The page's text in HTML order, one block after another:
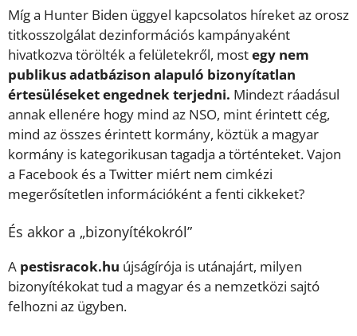
Míg a Hunter Biden üggyel kapcsolatos híreket az orosz
titkosszolgálat dezinformációs kampányaként
hivatkozva törölték a felületekről, mostegy nem
publikus adatbázison alapuló bizonyítatlan
értesüléseket engednek terjedni. Mindezt ráadásul
annak ellenére hogy mind az NSO, mint érintett cég,
mind az összes érintett kormány, köztük a magyar
kormány is kategorikusan tagadja a történteket. Vajon
a Facebook és a Twitter miért nem cimkézi
megerősítetlen információként a fenti cikkeket?
És akkor a „bizonyítékokról”
A pestisracok.hu újságírója is utánajárt, milyen
bizonyítékokat tud a magyar és a nemzetközi sajtó
felhozni az ügyben.